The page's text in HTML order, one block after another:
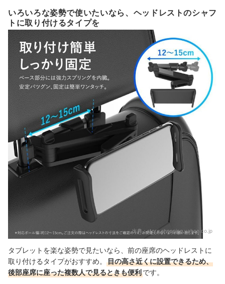
いろいろな姿勢で使いたいなら、ヘッドレストのシャフ
トに取り付けるタイプを
出典：store.shopping.yahoo.co.jp
タブレットを楽な姿勢で見たいなら、前の座席のヘッドレストに
取り付けるタイプがおすすめ。
目の高さ近くに設置できるため、
後部座席に座った複数人で見るときも便利です。